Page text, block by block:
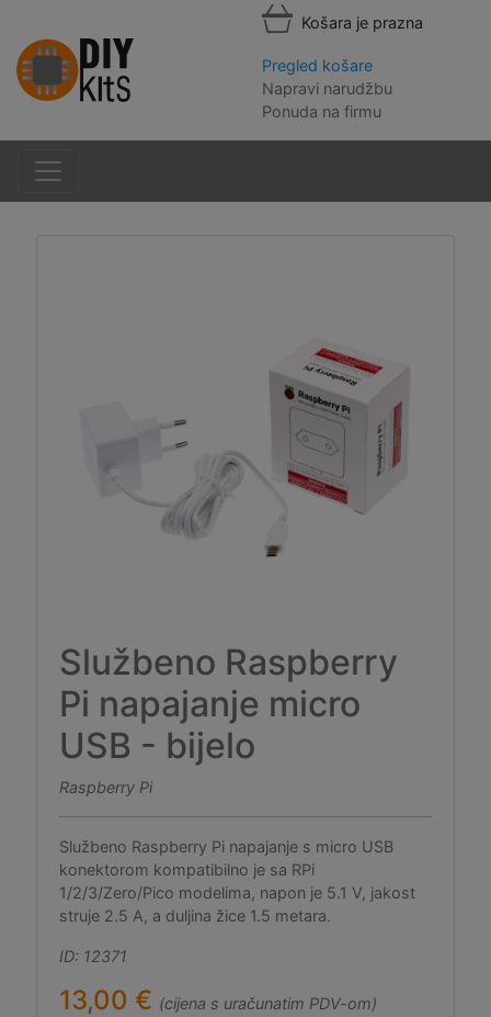
Košara je prazna
Pregled košare
Napravi narudžbu
Ponuda na firmu
Službeno Raspberry
Pi napajanje micro
USB - bijelo
Raspberry Pi
Službeno Raspberry Pi napajanje s micro USB
konektorom kompatibilno je sa RPi
1/2/3/Zero/Pico modelima, napon je 5.1 V, jakost
struje 2.5 A, a duljina žice 1.5 metara.
ID: 12371
13,00 € (cijena s uračunatim PDV-om)